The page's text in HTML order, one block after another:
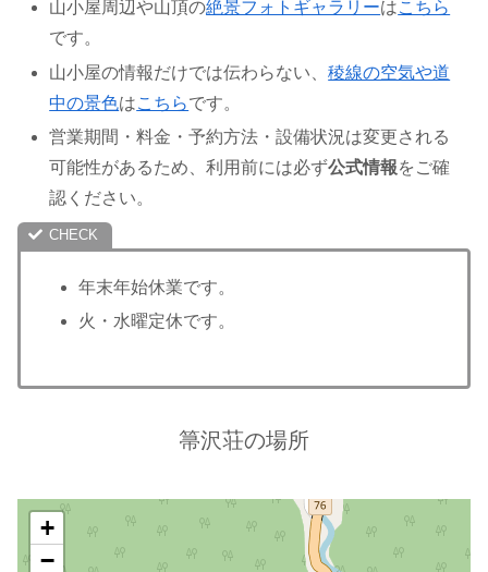
山小屋周辺や山頂の絶景フォトギャラリーはこちら
です。
山小屋の情報だけでは伝わらない、稜線の空気や道
中の景色はこちらです。
営業期間・料金・予約方法・設備状況は変更される
可能性があるため、利用前には必ず公式情報をご確
認ください。
年末年始休業です。
火・水曜定休です。
箒沢荘の場所
+
−